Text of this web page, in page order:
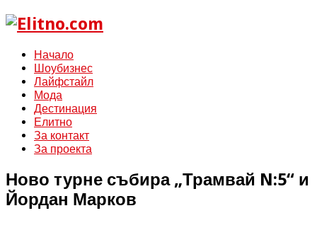
Начало
Шоубизнес
Лайфстайл
Мода
Дестинация
Елитно
За контакт
За проекта
Ново турне събира „Трамвай N:5“ и
Йордан Марков